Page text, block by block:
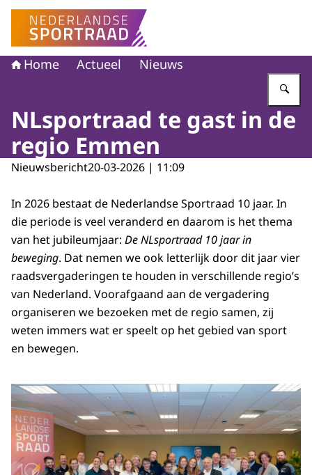
Naar de homepage van Nederlandse Sportraad
Home Actueel Nieuws
NLsportraad te gast in de
regio Emmen
Nieuwsbericht20-03-2026 | 11:09
In 2026 bestaat de Nederlandse Sportraad 10 jaar. In
die periode is veel veranderd en daarom is het thema
van het jubileumjaar: De NLsportraad 10 jaar in
beweging. Dat nemen we ook letterlijk door dit jaar vier
raadsvergaderingen te houden in verschillende regio’s
van Nederland. Voorafgaand aan de vergadering
organiseren we bezoeken met de regio samen, zij
weten immers wat er speelt op het gebied van sport
en bewegen.